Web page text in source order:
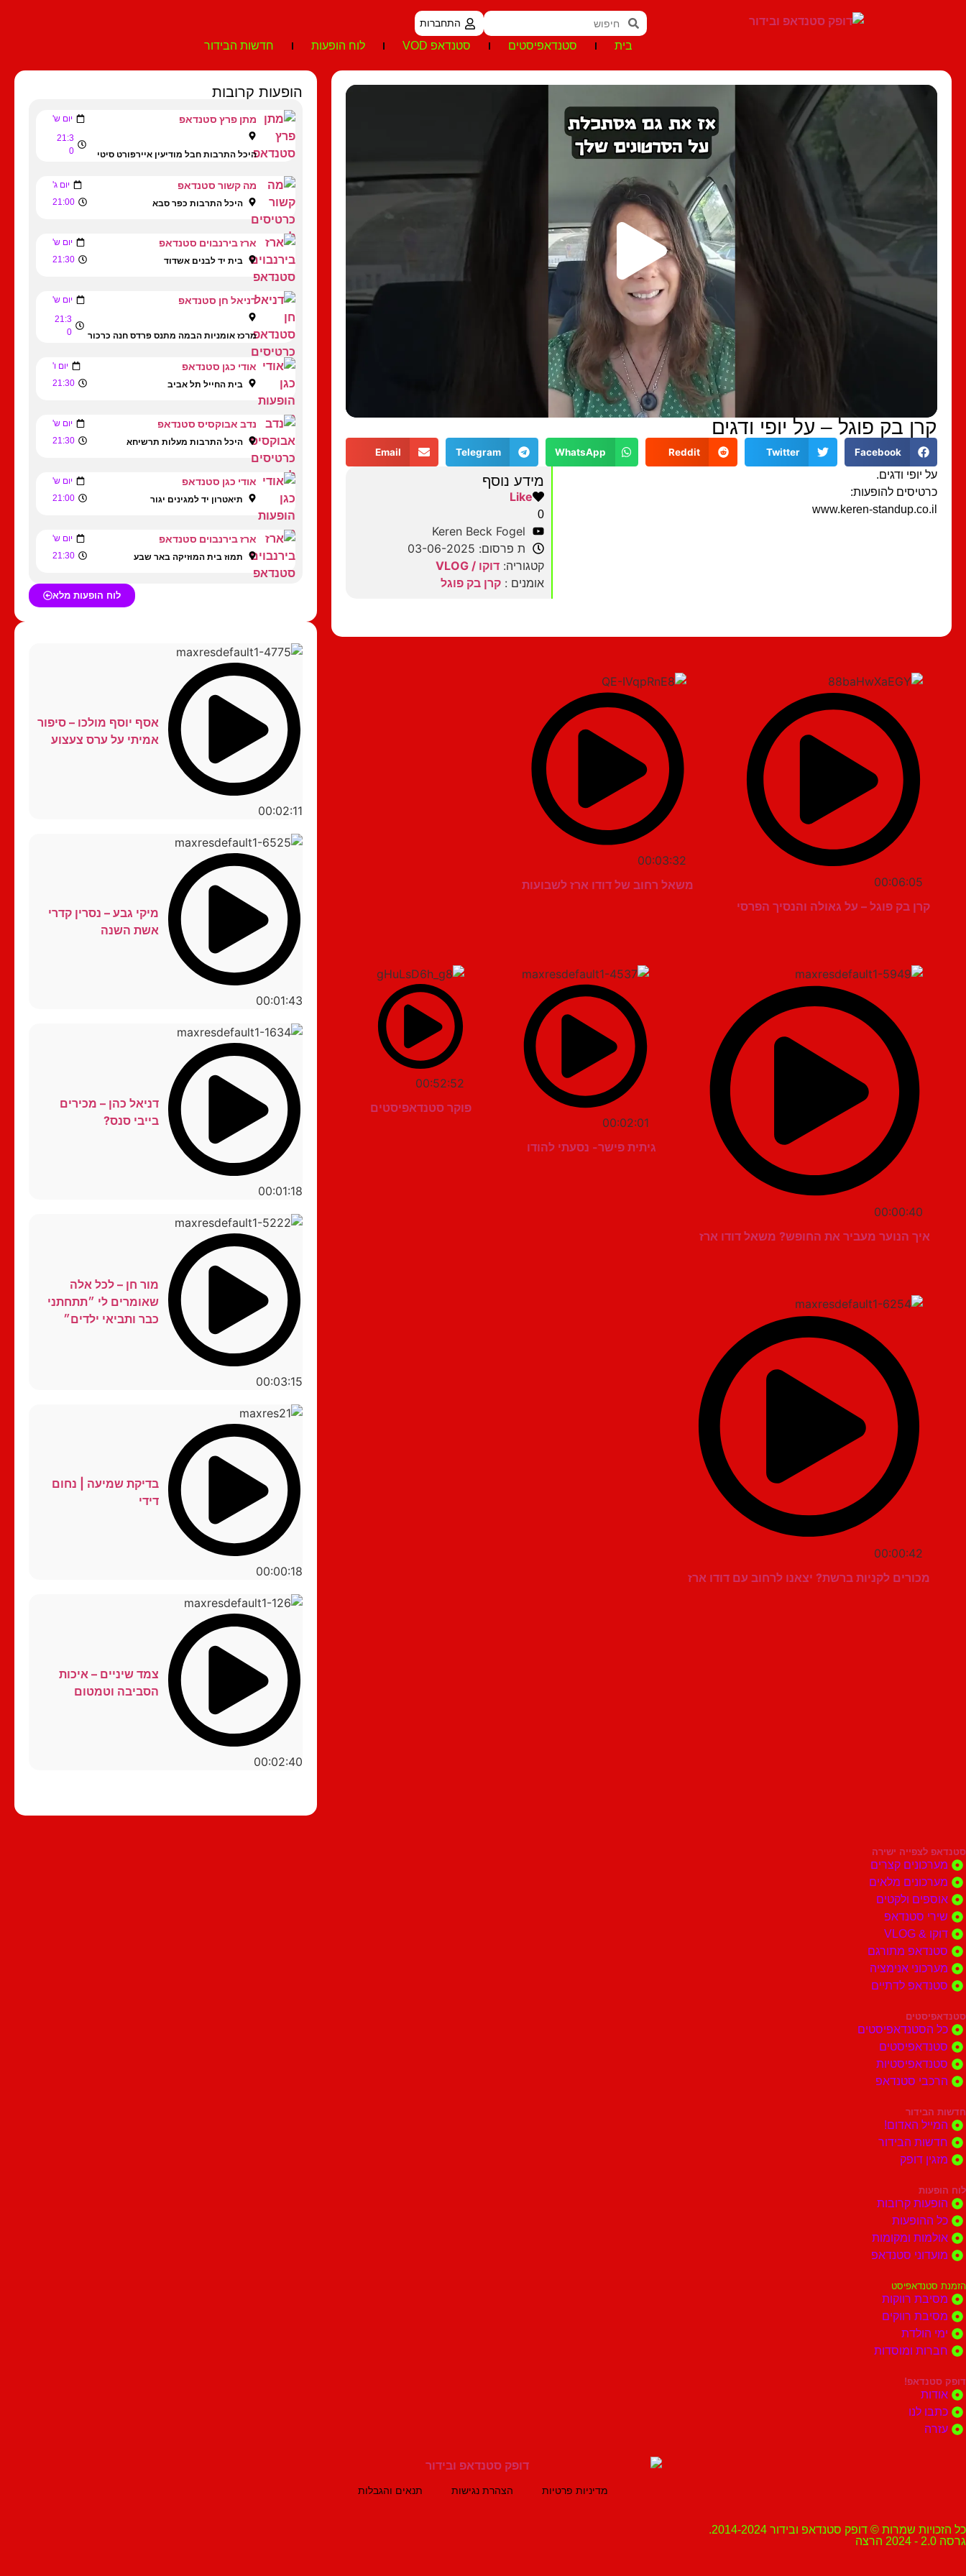
התחברות
בית סטנדאפיסטים סטנדאפ VOD לוח הופעות חדשות הבידור
קרן בק פוגל – על יופי ודגים
Facebook
Twitter
Reddit
WhatsApp
Telegram
Email
על יופי ודגים.
כרטיסים להופעות:
www.keren-standup.co.il
מידע נוסף
Like
0
Keren Beck Fogel
ת פרסום: 03-06-2025
קטגוריה: דוקו / VLOG
אומנים : קרן בק פוגל
00:06:05
קרן בק פוגל – על גאולה והנסיך הפרסי
00:03:32
משאל רחוב של דודו ארז לשבועות
00:00:40
איך הנוער מעביר את החופש? משאל דודו ארז
00:02:01
גיתית פישר- נסעתי להודו
00:52:52
פוקר סטנדאפיסטים
00:00:42
מכורים לקניות ברשת? יצאנו לרחוב עם דודו ארז
הופעות קרובות
מתן פרץ סטנדאפ יום ש'
היכל התרבות חבל מודיעין איירפורט סיטי
21:3
0
מה קשור סטנדאפ יום ג'
היכל התרבות כפר סבא 21:00
ארז בירנבוים סטנדאפ יום ש'
בית יד לבנים אשדוד 21:30
דניאל חן סטנדאפ יום ש'
מרכז אומניות הבמה מתנס פרדס חנה כרכור
21:3
0
אודי כגן סטנדאפ יום ו'
בית החייל תל אביב 21:30
נדב אבוקסיס סטנדאפ יום ש'
היכל התרבות מעלות תרשיחא 21:30
אודי כגן סטנדאפ יום ש'
תיאטרון יד למגינים יגור 21:00
ארז בירנבוים סטנדאפ יום ש'
תמוז בית המוזיקה באר שבע 21:30
לוח הופעות מלא
00:02:11
אסף יוסף מולכו – סיפור
אמיתי על ערס צעצוע
00:01:43
מיקי גבע – נסרין קדרי
אשת השנה
00:01:18
דניאל כהן – מכירים
בייבי סנס?
00:03:15
מור חן – לכל אלה
שאומרים לי ״תתחתני
כבר ותביאי ילדים״
00:00:18
בדיקת שמיעה | נחום
דידי
00:02:40
צמד שיניים – איכות
הסביבה וטמטום
סטנדאפ לצפייה ישירה
מערכונים קצרים
מערכונים מלאים
אוספים ולקטים
שירי סטנדאפ
דוקו & VLOG
סטנדאפ מתורגם
מערכוני אנימציה
סטנדאפ לדתיים
סטנדאפיסטים
כל הסטנדאפיסטים
סטנדאפיסטים
סטנדאפיסטיות
הרכבי סטנדאפ
חדשות הבידור
המייל האדום!
חדשות הבידור
מזגין דופק
לוח הופעות
הופעות קרובות
כל ההופעות
אולמות ומקומות
מועדוני סטנדאפ
הזמנת סטנדאפיסט
מסיבת רווקות
מסיבת רווקים
ימי הולדת
חברות ומוסדות
דופק סטנדאפ!
אודות
כתבו לנו
עזרה
מדיניות פרטיות הצהרת נגישות תנאים והגבלות
כל הזכויות שמרות © דופק סטנדאפ ובידור 2014-2024.
גרסה 2.0 - 2024 הרצה